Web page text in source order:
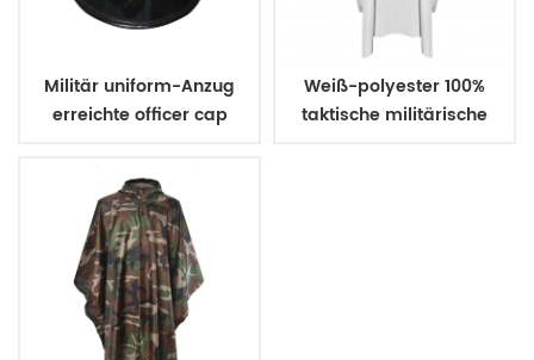
Militär uniform-Anzug
erreichte officer cap
Weiß-polyester 100%
taktische militärische